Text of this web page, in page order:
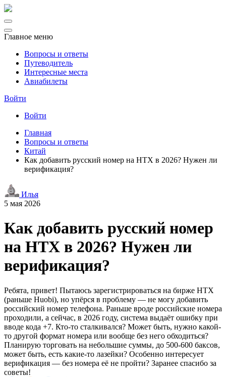
Главное меню
Вопросы и ответы
Путеводитель
Интересные места
Авиабилеты
Войти
Войти
Главная
Вопросы и ответы
Китай
Как добавить русский номер на HTX в 2026? Нужен ли
верификация?
Илья
5 мая 2026
Как добавить русский номер
на HTX в 2026? Нужен ли
верификация?
Ребята, привет! Пытаюсь зарегистрироваться на бирже HTX
(раньше Huobi), но упёрся в проблему — не могу добавить
российский номер телефона. Раньше вроде российские номера
проходили, а сейчас, в 2026 году, система выдаёт ошибку при
вводе кода +7. Кто-то сталкивался? Может быть, нужно какой-
то другой формат номера или вообще без него обходиться?
Планирую торговать на небольшие суммы, до 500-600 баксов,
может быть, есть какие-то лазейки? Особенно интересует
верификация — без номера её не пройти? Заранее спасибо за
советы!